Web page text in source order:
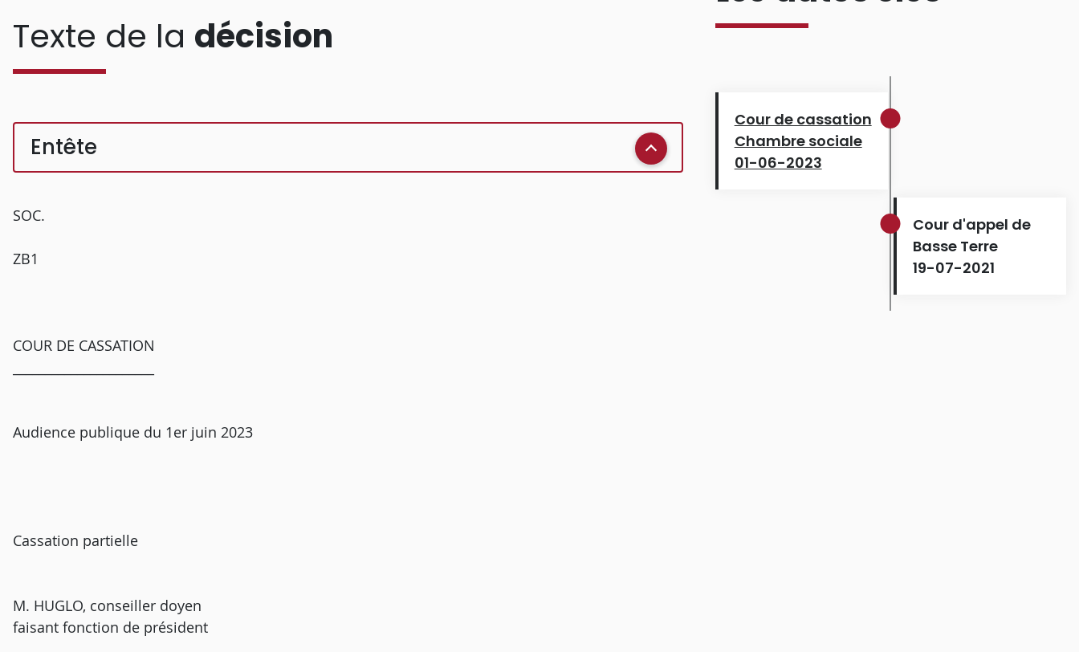
Texte de la décision
Entête
SOC.
ZB1
COUR DE CASSATION
Audience publique du 1er juin 2023
Cassation partielle
M. HUGLO, conseiller doyen
faisant fonction de président
Cour de cassation
Chambre sociale
01-06-2023
Cour d'appel de
Basse Terre
19-07-2021